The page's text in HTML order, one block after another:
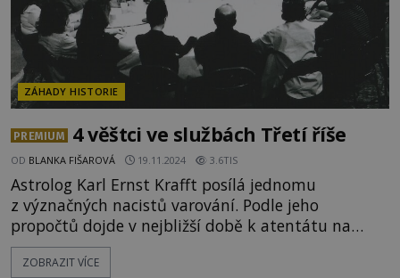
ZÁHADY HISTORIE
PREMIUM 4 věštci ve službách Třetí říše
OD BLANKA FIŠAROVÁ 19.11.2024 3.6TIS
Astrolog Karl Ernst Krafft posílá jednomu
z význačných nacistů varování. Podle jeho
propočtů dojde v nejbližší době k atentátu na
Hitlera. Jeho předpověď se naplní! Jaké se mu
dostane odměny? Kraft je neprodleně zatčen.
ZOBRAZIT VÍCE